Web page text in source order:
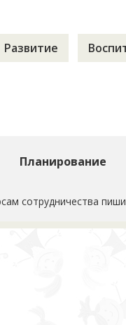
Развитие
Планирование
сотрудничества